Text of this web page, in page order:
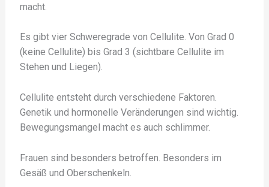
macht.
Es gibt vier Schweregrade von Cellulite. Von Grad 0
(keine Cellulite) bis Grad 3 (sichtbare Cellulite im
Stehen und Liegen).
Cellulite entsteht durch verschiedene Faktoren.
Genetik und hormonelle Veränderungen sind wichtig.
Bewegungsmangel macht es auch schlimmer.
Frauen sind besonders betroffen. Besonders im
Gesäß und Oberschenkeln.